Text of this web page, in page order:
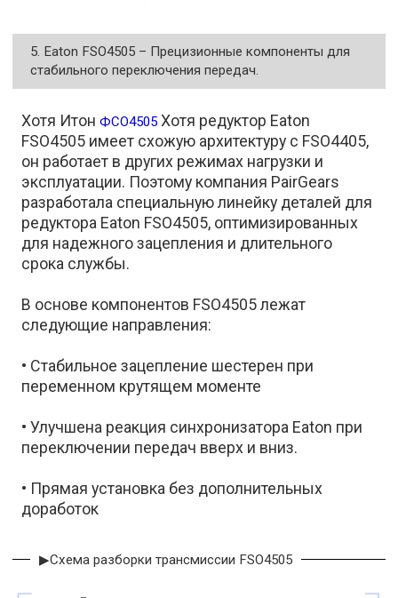
5. Eaton FSO4505 – Прецизионные компоненты для
стабильного переключения передач.
Хотя ИтонФСО4505 Хотя редуктор Eaton
FSO4505 имеет схожую архитектуру с FSO4405,
он работает в других режимах нагрузки и
эксплуатации. Поэтому компания PairGears
разработала специальную линейку деталей для
редуктора Eaton FSO4505, оптимизированных
для надежного зацепления и длительного
срока службы.
В основе компонентов FSO4505 лежат
следующие направления:
• Стабильное зацепление шестерен при
переменном крутящем моменте
• Улучшена реакция синхронизатора Eaton при
переключении передач вверх и вниз.
• Прямая установка без дополнительных
доработок
▶Схема разборки трансмиссии FSO4505